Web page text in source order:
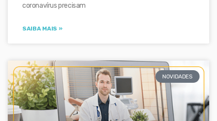
coronavírus precisam
SAIBA MAIS »
NOVIDADES